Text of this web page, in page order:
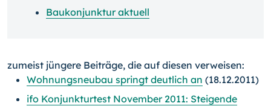
Baukonjunktur aktuell
zumeist jüngere Beiträge, die auf diesen verweisen:
Wohnungsneubau springt deutlich an (18.12.2011)
ifo Konjunkturtest November 2011: Steigende